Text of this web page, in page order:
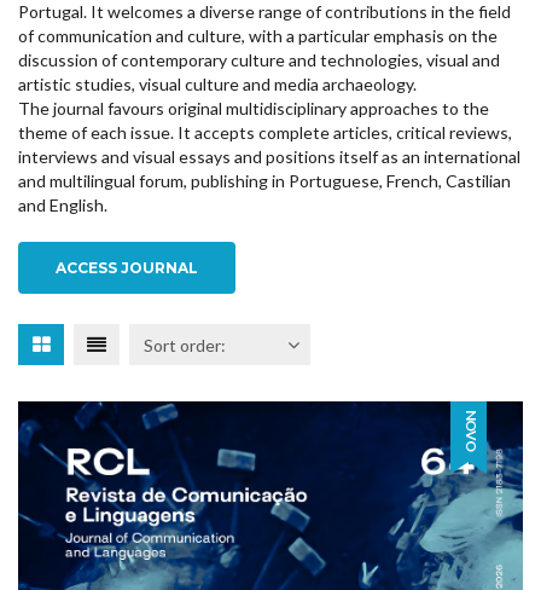
Portugal. It welcomes a diverse range of contributions in the field
of communication and culture, with a particular emphasis on the
discussion of contemporary culture and technologies, visual and
artistic studies, visual culture and media archaeology.
The journal favours original multidisciplinary approaches to the
theme of each issue. It accepts complete articles, critical reviews,
interviews and visual essays and positions itself as an international
and multilingual forum, publishing in Portuguese, French, Castilian
and English.
ACCESS JOURNAL
NOVO